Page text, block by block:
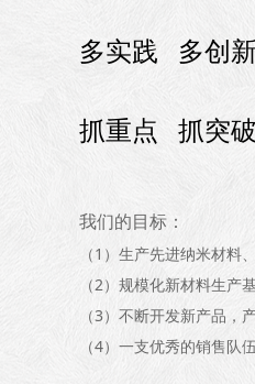
多实践 多创
抓重点 抓突
我们的目标：
（1）生产先进纳米材料
（2）规模化新材料生产
（3）不断开发新产品，
（4）一支优秀的销售队